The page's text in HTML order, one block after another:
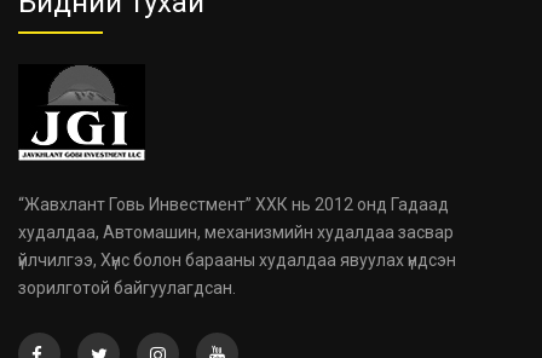
“Жавхлант Говь Инвестмент” ХХК нь 2012 онд Гадаад
худалдаа, Автомашин, механизмийн худалдаа засвар
үйлчилгээ, Хүнс болон барааны худалдаа явуулах үндсэн
зорилготой байгуулагдсан.